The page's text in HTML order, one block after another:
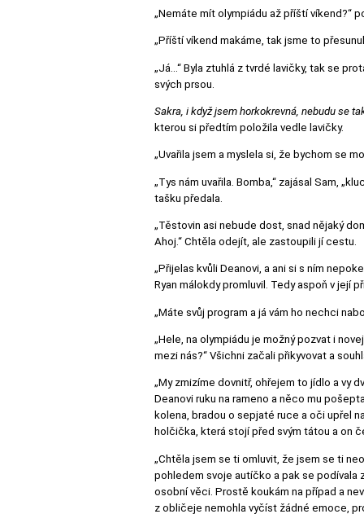
„Nemáte mít olympiádu až příští víkend?“
„Příští víkend makáme, tak jsme to
„Já…“ Byla ztuhlá z tvrdé lavičky, tak se
svých prsou.
Sakra, i když jsem horkokrevná, nebudu se
kterou si předtím položila vedle lavičky.
„Uvařila jsem a myslela si, že bychom se
„Tys nám uvařila. Bomba,“ zajásal Sam,
tašku předala.
„Těstovin asi nebude dost, snad nějaký
Ahoj.“ Chtěla odejít, ale zastoupili jí cestu.
„Přijelas kvůli Deanovi, a ani si s ním
Ryan málokdy promluvil. Tedy aspoň v její
„Máte svůj program a já vám ho nechci
„Hele, na olympiádu je možný pozvat i
mezi nás?“ Všichni začali přikyvovat a
„My zmizíme dovnitř, ohřejem to jídlo a vy
Deanovi ruku na rameno a něco mu
kolena, bradou o sepjaté ruce a oči upřel
holčička, která stojí před svým tátou a on
„Chtěla jsem se ti omluvit, že jsem se ti
pohledem svoje autíčko a pak se podívala
osobní věci. Prostě koukám na případ a
z obličeje nemohla vyčíst žádné emoce,